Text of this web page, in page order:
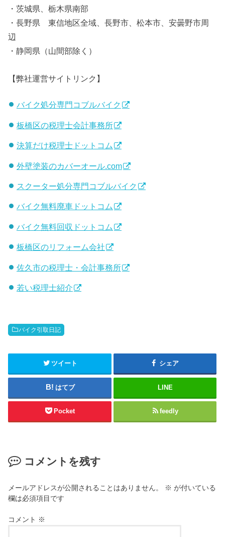
・茨城県、栃木県南部
・長野県 東信地区全域、長野市、松本市、安曇野市周
辺
・静岡県（山間部除く）
【弊社運営サイトリンク】
バイク処分専門コブルバイク
板橋区の税理士会計事務所
決算だけ税理士ドットコム
外壁塗装のカバーオール.com
スクーター処分専門コブルバイク
バイク無料廃車ドットコム
バイク無料回収ドットコム
板橋区のリフォーム会社
佐久市の税理士・会計事務所
若い税理士紹介
バイク引取日記
ツイート シェア
はてブ LINE
Pocket feedly
コメントを残す
メールアドレスが公開されることはありません。 ※ が付いている
欄は必須項目です
コメント ※